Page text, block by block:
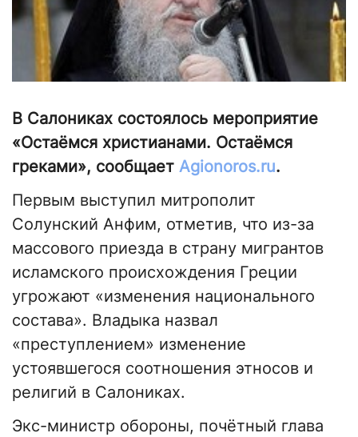
В Салониках состоялось мероприятие
«Остаёмся христианами. Остаёмся
греками», сообщает Аgionoros.ru.
Первым выступил митрополит
Солунский Анфим, отметив, что из-за
массового приезда в страну мигрантов
исламского происхождения Греции
угрожают «изменения национального
состава». Владыка назвал
«преступлением» изменение
устоявшегося соотношения этносов и
религий в Салониках.
Экс-министр обороны, почётный глава